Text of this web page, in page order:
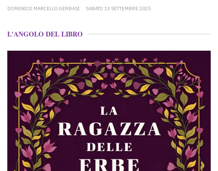
DOMENICO MARCELLO GERBASI SABATO 13 SETTEMBRE 2025
L'ANGOLO DEL LIBRO